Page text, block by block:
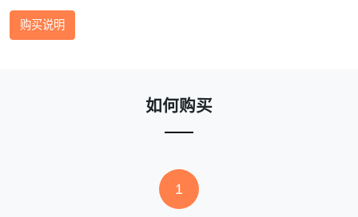
购买说明
如何购买
1